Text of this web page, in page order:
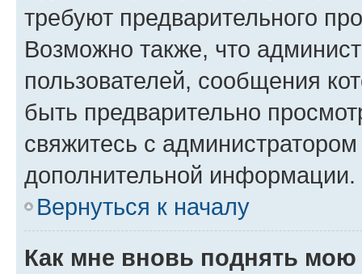
требуют предварительного
Возможно также, что
пользователей, сообщения
быть предварительно
свяжитесь с
дополнительной информации.
Вернуться к началу
Как мне вновь поднять мою